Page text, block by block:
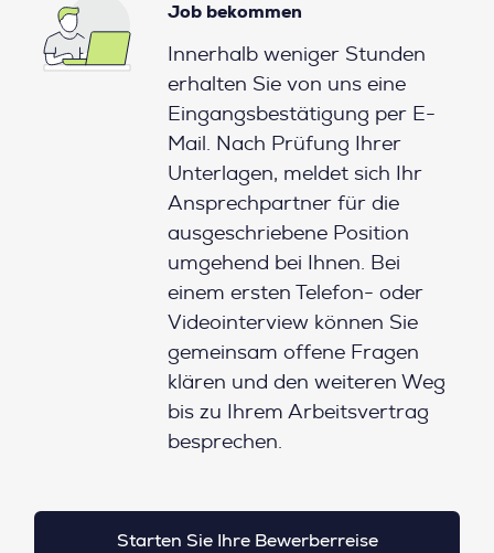
Job bekommen
Innerhalb weniger Stunden
erhalten Sie von uns eine
Eingangsbestätigung per E-
Mail. Nach Prüfung Ihrer
Unterlagen, meldet sich Ihr
Ansprechpartner für die
ausgeschriebene Position
umgehend bei Ihnen. Bei
einem ersten Telefon- oder
Videointerview können Sie
gemeinsam offene Fragen
klären und den weiteren Weg
bis zu Ihrem Arbeitsvertrag
besprechen.
Starten Sie Ihre Bewerberreise